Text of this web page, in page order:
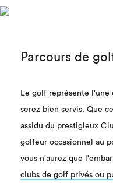
Parcours de
Le golf représente l'une
serez bien servis. Que
assidu du prestigieux
golfeur occasionnel au
vous n'aurez que
clubs de golf privés ou